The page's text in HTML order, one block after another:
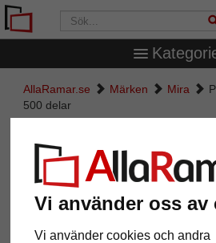
Vi använder oss av
Vi använder cookies och andra
AllaRamar.se Märken Mira
500 delar
Plast-pusselram
delar